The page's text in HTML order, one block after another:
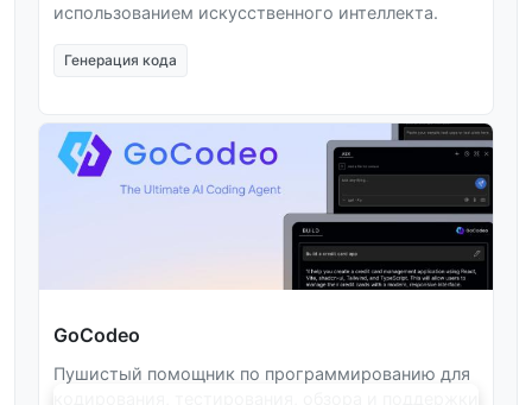
использованием искусственного интеллекта.
Генерация кода
GoCodeo
Пушистый помощник по программированию для